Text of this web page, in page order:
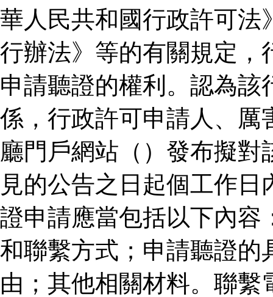
華人民共和國行政許可法
行辦法》等的有關規定，
申請聽證的權利。認為
係，行政許可申請人、厲
廳門戶網站（）發布擬
見的公告之日起個工作
證申請應當包括以下內容
和聯繫方式；申請聽證的
由；其他相關材料。聯